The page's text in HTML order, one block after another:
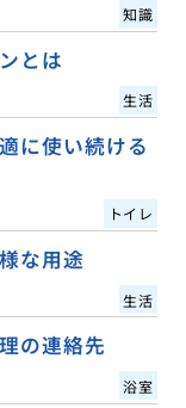
知識
とは
生活
に使い続ける
トイレ
な用途
生活
の連絡先
浴室